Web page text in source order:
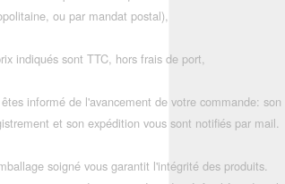
ou par mandat postal),
indiqués sont TTC, hors frais de port,
informé de l'avancement de votre commande: son
et son expédition vous sont notifiés par mail.
soigné vous garantit l'intégrité des produits.